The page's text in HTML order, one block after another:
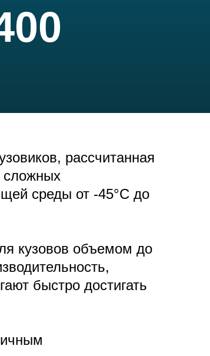
рассчитанная
сложных
среды от -45°C до
кузовов объемом до
быстро достигать